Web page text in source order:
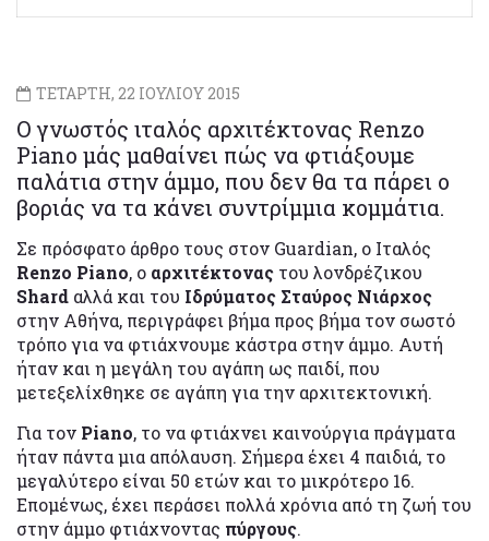
ΤΕΤΑΡΤΗ, 22 ΙΟΥΛΙΟΥ 2015
O γνωστός ιταλός αρχιτέκτονας Renzo
Piano μάς μαθαίνει πώς να φτιάξουμε
παλάτια στην άμμο, που δεν θα τα πάρει ο
βοριάς να τα κάνει συντρίμμια κομμάτια.
Σε πρόσφατο άρθρο τους στον Guardian, ο Ιταλός
Renzo Piano, ο αρχιτέκτονας του λονδρέζικου
Shard αλλά και του Ιδρύματος Σταύρος Νιάρχος
στην Αθήνα, περιγράφει βήμα προς βήμα τον σωστό
τρόπο για να φτιάχνουμε κάστρα στην άμμο. Αυτή
ήταν και η μεγάλη του αγάπη ως παιδί, που
μετεξελίχθηκε σε αγάπη για την αρχιτεκτονική.
Για τον Piano, το να φτιάχνει καινούργια πράγματα
ήταν πάντα μια απόλαυση. Σήμερα έχει 4 παιδιά, το
μεγαλύτερο είναι 50 ετών και το μικρότερο 16.
Επομένως, έχει περάσει πολλά χρόνια από τη ζωή του
στην άμμο φτιάχνοντας πύργους.